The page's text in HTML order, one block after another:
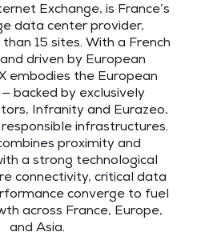
Exchange, is France’s
data center provider,
15 sites. With a French
driven by European
embodies the European
backed by exclusively
Infranity and Eurazeo,
infrastructures.
proximity and
a strong technological
connectivity, critical data
converge to fuel
across France, Europe,
and Asia.